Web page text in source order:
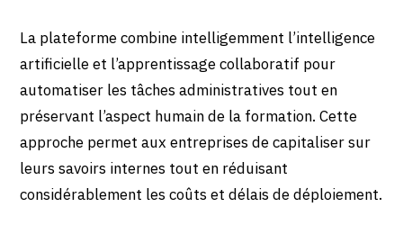
La plateforme combine intelligemment l’intelligence
artificielle et l’apprentissage collaboratif pour
automatiser les tâches administratives tout en
préservant l’aspect humain de la formation. Cette
approche permet aux entreprises de capitaliser sur
leurs savoirs internes tout en réduisant
considérablement les coûts et délais de déploiement.